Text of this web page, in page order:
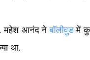
महेश आनंद नेबॉलीवुडमें
था.